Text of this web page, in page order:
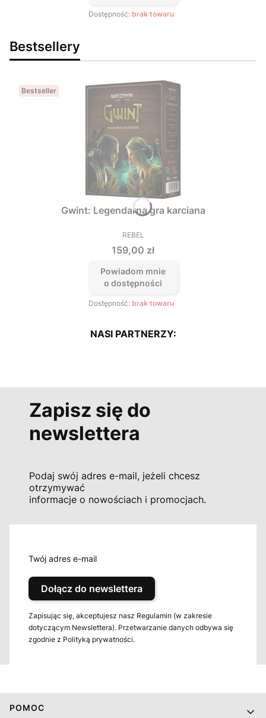
Dostępność: brak towaru
Bestsellery
Bestseller
Gwint: Legendarna gra karciana
PRODUCENT
REBEL
Cena
159,00 zł
Powiadom mnie
o dostępności
Dostępność: brak towaru
NASI PARTNERZY:
Zapisz się do
newslettera
Podaj swój adres e-mail, jeżeli chcesz
otrzymywać
informacje o nowościach i promocjach.
Twój adres e-mail
Dołącz do newslettera
Zapisując się, akceptujesz nasz Regulamin (w zakresie
dotyczącym Newslettera). Przetwarzanie danych odbywa się
zgodnie z Polityką prywatności.
Linki w stopce
POMOC